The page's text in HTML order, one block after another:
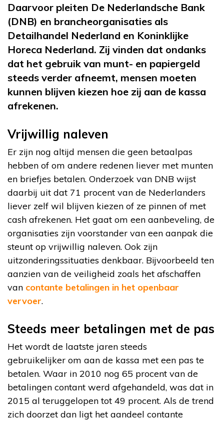
Daarvoor pleiten De Nederlandsche Bank
(DNB) en brancheorganisaties als
Detailhandel Nederland en Koninklijke
Horeca Nederland. Zij vinden dat ondanks
dat het gebruik van munt- en papiergeld
steeds verder afneemt, mensen moeten
kunnen blijven kiezen hoe zij aan de kassa
afrekenen.
Vrijwillig naleven
Er zijn nog altijd mensen die geen betaalpas
hebben of om andere redenen liever met munten
en briefjes betalen. Onderzoek van DNB wijst
daarbij uit dat 71 procent van de Nederlanders
liever zelf wil blijven kiezen of ze pinnen of met
cash afrekenen. Het gaat om een aanbeveling, de
organisaties zijn voorstander van een aanpak die
steunt op vrijwillig naleven. Ook zijn
uitzonderingssituaties denkbaar. Bijvoorbeeld ten
aanzien van de veiligheid zoals het afschaffen
van contante betalingen in het openbaar
vervoer.
Steeds meer betalingen met de pas
Het wordt de laatste jaren steeds
gebruikelijker om aan de kassa met een pas te
betalen. Waar in 2010 nog 65 procent van de
betalingen contant werd afgehandeld, was dat in
2015 al teruggelopen tot 49 procent. Als de trend
zich doorzet dan ligt het aandeel contante